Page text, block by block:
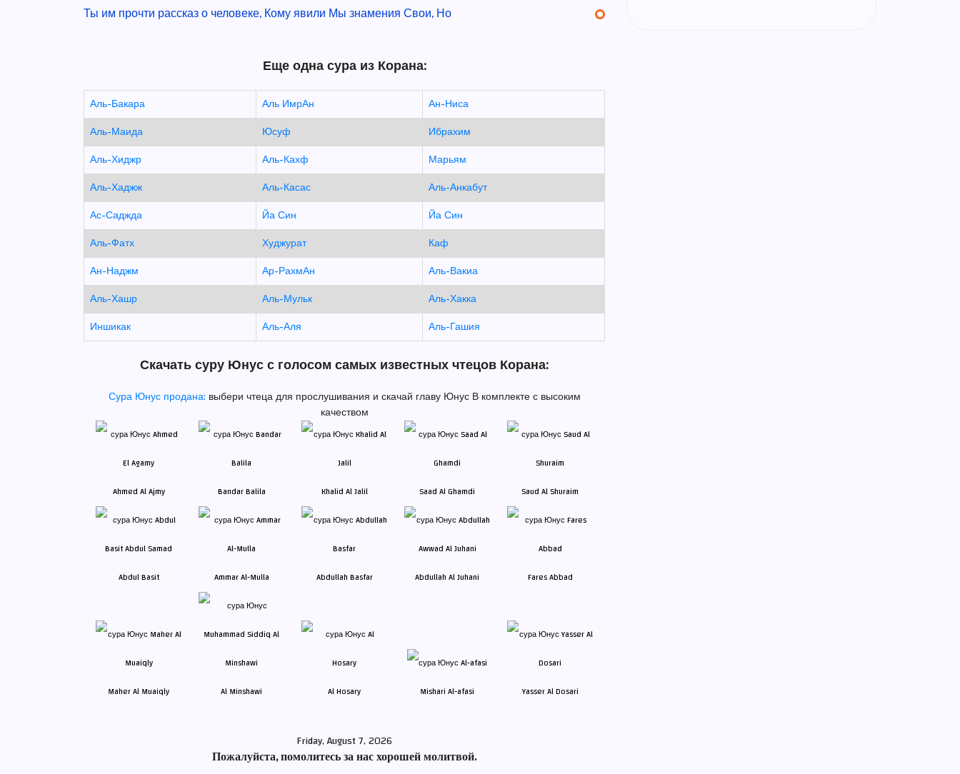
Ты им прочти рассказ о человеке, Кому явили Мы знамения Свои, Но
Еще одна сура из Корана:
Аль-Бакара Аль ИмрАн
Ан-Ниса
Аль-Маида
Юсуф
Ибрахим
Аль-Хиджр
Аль-Кахф
Марьям
Аль-Хаджж
Аль-Касас
Аль-Анкабут
Ас-Саджда
Йа Син
Йа Син
Аль-Фатх
Худжурат
Каф
Ан-Наджм
Ар-РахмАн
Аль-Вакиа
Аль-Хашр
Аль-Мульк
Аль-Хакка
Иншикак
Аль-Аля Аль-Гашия
Скачать суру Юнус с голосом самых известных чтецов Корана:
Сура Юнус продана: выбери чтеца для прослушивания и скачай главу Юнус В комплекте с высоким
качеством
Ahmed Al Ajmy Bandar Balila Khalid Al Jalil Saad Al Ghamdi Saud Al Shuraim
Abdul Basit Ammar Al-Mulla Abdullah Basfar Abdullah Al Juhani Fares Abbad
Maher Al Muaiqly Al Minshawi Al Hosary Mishari Al-afasi Yasser Al Dosari
Friday, August 7, 2026
Пожалуйста, помолитесь за нас хорошей молитвой.